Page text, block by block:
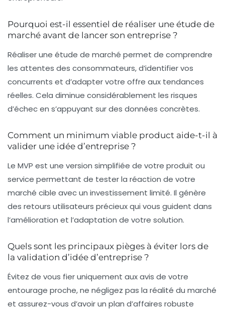
Pourquoi est-il essentiel de réaliser une étude de
marché avant de lancer son entreprise ?
Réaliser une étude de marché permet de comprendre
les attentes des consommateurs, d’identifier vos
concurrents et d’adapter votre offre aux tendances
réelles. Cela diminue considérablement les risques
d’échec en s’appuyant sur des données concrètes.
Comment un minimum viable product aide-t-il à
valider une idée d’entreprise ?
Le MVP est une version simplifiée de votre produit ou
service permettant de tester la réaction de votre
marché cible avec un investissement limité. Il génère
des retours utilisateurs précieux qui vous guident dans
l’amélioration et l’adaptation de votre solution.
Quels sont les principaux pièges à éviter lors de
la validation d’idée d’entreprise ?
Évitez de vous fier uniquement aux avis de votre
entourage proche, ne négligez pas la réalité du marché
et assurez-vous d’avoir un plan d’affaires robuste